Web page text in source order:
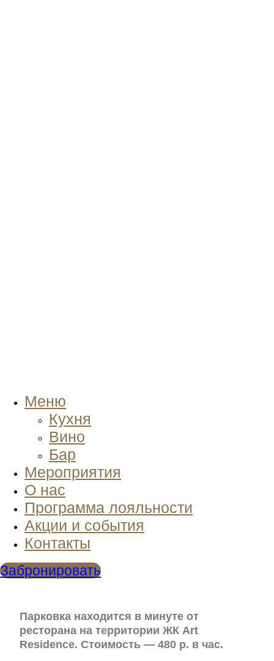
Меню
Кухня
Вино
Бар
Мероприятия
О нас
Программа лояльности
Акции и события
Контакты
Забронировать
Парковка находится в минуте от
ресторана на территории ЖК Art
Residence. Стоимость — 480 р. в час.